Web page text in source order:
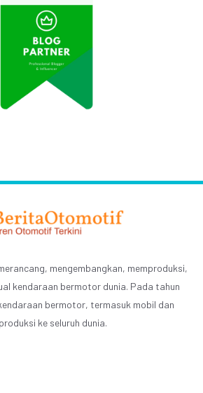
mengembangkan, memproduksi,
kendaraan bermotor dunia. Pada tahun
bermotor, termasuk mobil dan
ke seluruh dunia.